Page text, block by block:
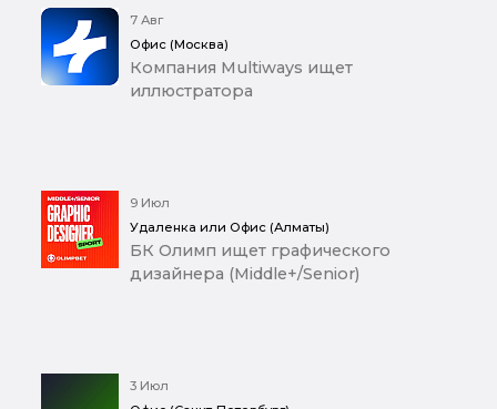
7 Авг
Офис (Москва)
Компания Multiways ищет
иллюстратора
9 Июл
Удаленка или Офис (Алматы)
БК Олимп ищет графического
дизайнера (Middle+/Senior)
3 Июл